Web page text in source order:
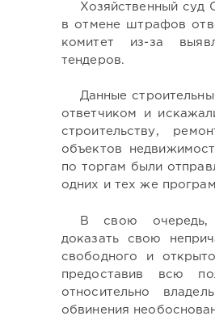
Хозяйственный суд
в отмене штрафов
комитет из-за
тендеров.
Данные
ответчиком и
строительству,
объектов
по торгам были
одних и тех же
В свою очередь,
доказать свою
свободного и
предоставив всю
относительно
обвинения